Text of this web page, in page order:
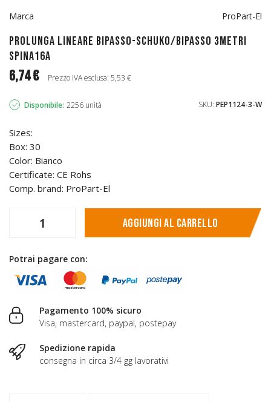
Marca ProPart-El
Prolunga lineare bipasso-schuko/bipasso 3metri
spina16A
6,74 € Prezzo IVA esclusa: 5,53 €
Disponibile: 2256 unità SKU: PEP1124-3-W
Sizes:
Box: 30
Color: Bianco
Certificate: CE Rohs
Comp. brand: ProPart-El
Aggiungi al carrello
Potrai pagare con:
Pagamento 100% sicuro
Visa, mastercard, paypal, postepay
Spedizione rapida
consegna in circa 3/4 gg lavorativi